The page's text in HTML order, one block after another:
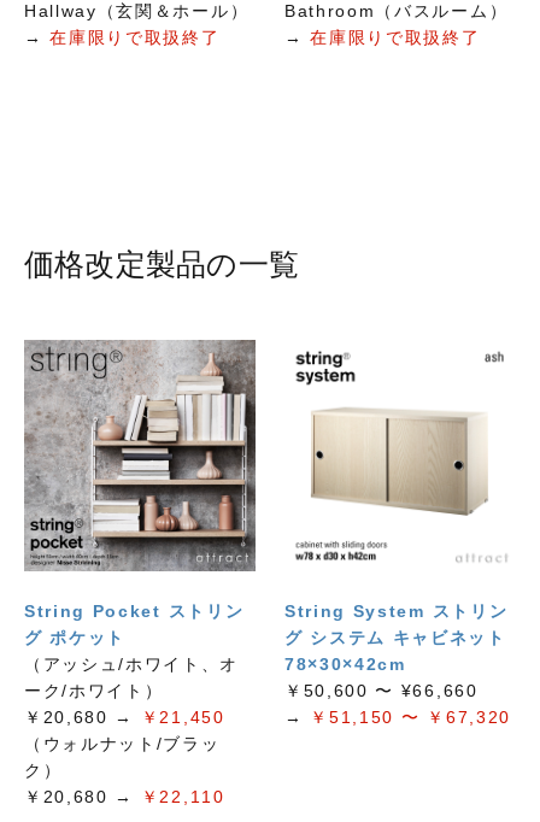
Hallway（玄関＆ホール）
→在庫限りで取扱終了
Bathroom（バスルーム）
→在庫限りで取扱終了
価格改定製品の一覧
String Pocket ストリン
グ ポケット
（アッシュ/ホワイト、オ
ーク/ホワイト）
￥20,680 →
￥21,450
（ウォルナット/ブラッ
ク）
￥20,680 →
￥22,110
String System ストリン
グ システム キャビネット
78×30×42cm
￥50,600 〜 ¥66,660
→
￥51,150 〜 ￥67,320